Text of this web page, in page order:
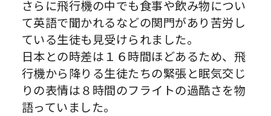
さらに飛行機の中でも食事や飲み物につい
て英語で聞かれるなどの関門があり苦労し
ている生徒も見受けられました。
日本との時差は１６時間ほどあるため、飛
行機から降りる生徒たちの緊張と眠気交じ
りの表情は８時間のフライトの過酷さを物
語っていました。